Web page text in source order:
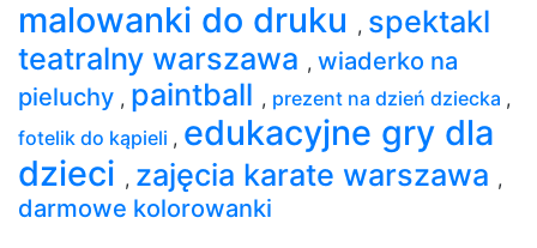
malowanki do druku , spektakl
teatralny warszawa , wiaderko na
pieluchy , paintball , prezent na dzień dziecka ,
fotelik do kąpieli , edukacyjne gry dla
dzieci , zajęcia karate warszawa ,
darmowe kolorowanki